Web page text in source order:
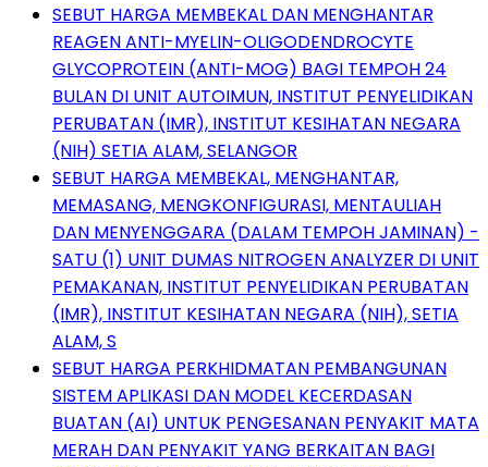
SEBUT HARGA MEMBEKAL DAN MENGHANTAR
REAGEN ANTI-MYELIN-OLIGODENDROCYTE
GLYCOPROTEIN (ANTI-MOG) BAGI TEMPOH 24
BULAN DI UNIT AUTOIMUN, INSTITUT PENYELIDIKAN
PERUBATAN (IMR), INSTITUT KESIHATAN NEGARA
(NIH) SETIA ALAM, SELANGOR
SEBUT HARGA MEMBEKAL, MENGHANTAR,
MEMASANG, MENGKONFIGURASI, MENTAULIAH
DAN MENYENGGARA (DALAM TEMPOH JAMINAN) -
SATU (1) UNIT DUMAS NITROGEN ANALYZER DI UNIT
PEMAKANAN, INSTITUT PENYELIDIKAN PERUBATAN
(IMR), INSTITUT KESIHATAN NEGARA (NIH), SETIA
ALAM, S
SEBUT HARGA PERKHIDMATAN PEMBANGUNAN
SISTEM APLIKASI DAN MODEL KECERDASAN
BUATAN (AI) UNTUK PENGESANAN PENYAKIT MATA
MERAH DAN PENYAKIT YANG BERKAITAN BAGI